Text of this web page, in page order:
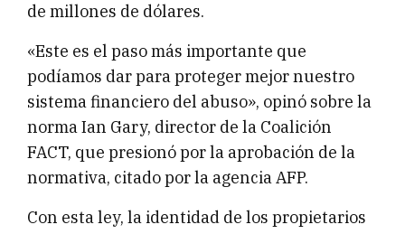
de millones de dólares.
«Este es el paso más importante que
podíamos dar para proteger mejor nuestro
sistema financiero del abuso», opinó sobre la
norma Ian Gary, director de la Coalición
FACT, que presionó por la aprobación de la
normativa, citado por la agencia AFP.
Con esta ley, la identidad de los propietarios